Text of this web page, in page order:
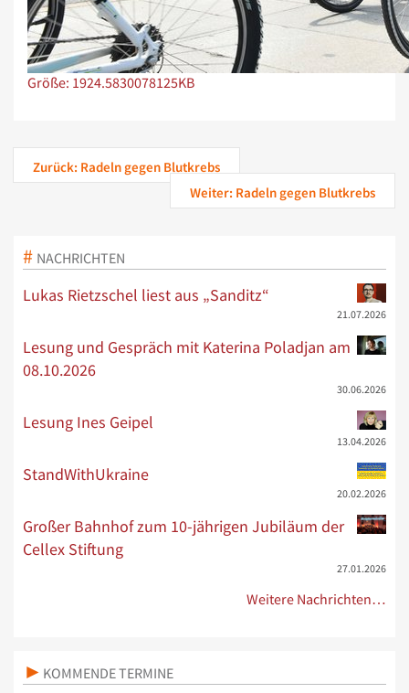
Zeige Bild in voller Größe…
Größe: 1924.5830078125KB
Zurück: Radeln gegen Blutkrebs
Weiter: Radeln gegen Blutkrebs
NACHRICHTEN
Lukas Rietzschel liest aus „Sanditz“
21.07.2026
Lesung und Gespräch mit Katerina Poladjan am
08.10.2026
30.06.2026
Lesung Ines Geipel
13.04.2026
StandWithUkraine
20.02.2026
Großer Bahnhof zum 10-jährigen Jubiläum der
Cellex Stiftung
27.01.2026
Weitere Nachrichten…
KOMMENDE TERMINE